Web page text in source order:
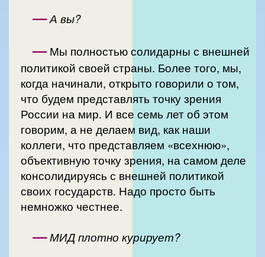
—А вы?
— Мы полностью солидарны с внешней
политикой своей страны. Более того, мы,
когда начинали, открыто говорили о том,
что будем представлять точку зрения
России на мир. И все семь лет об этом
говорим, а не делаем вид, как наши
коллеги, что представляем «всехнюю»,
объективную точку зрения, на самом деле
консолидируясь с внешней политикой
своих государств. Надо просто быть
немножко честнее.
—МИД плотно курирует?